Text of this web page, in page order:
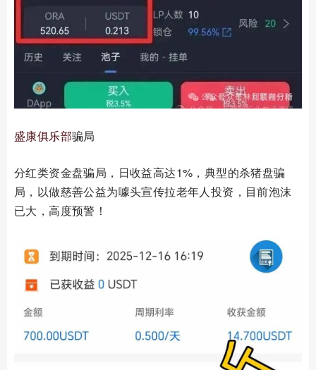
盛康俱乐部骗局
分红类资金盘骗局，日收益高达1%，典型的杀猪盘骗
局，以做慈善公益为噱头宣传拉老年人投资，目前泡沫
已大，高度预警！